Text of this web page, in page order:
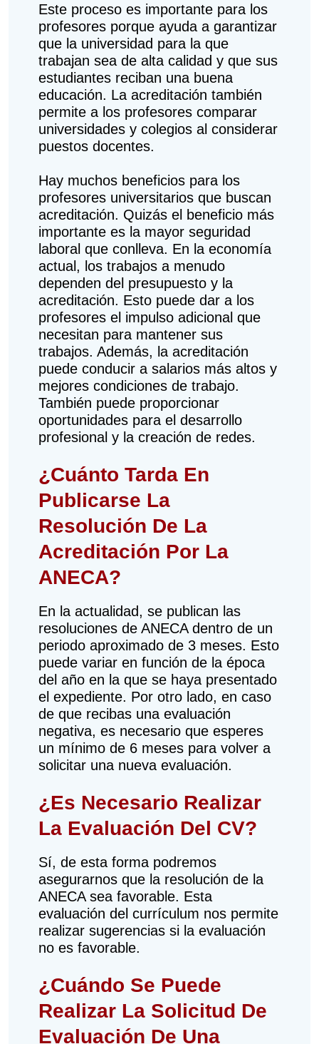
Este proceso es importante para los
profesores porque ayuda a garantizar
que la universidad para la que
trabajan sea de alta calidad y que sus
estudiantes reciban una buena
educación. La acreditación también
permite a los profesores comparar
universidades y colegios al considerar
puestos docentes.
Hay muchos beneficios para los
profesores universitarios que buscan
acreditación. Quizás el beneficio más
importante es la mayor seguridad
laboral que conlleva. En la economía
actual, los trabajos a menudo
dependen del presupuesto y la
acreditación. Esto puede dar a los
profesores el impulso adicional que
necesitan para mantener sus
trabajos. Además, la acreditación
puede conducir a salarios más altos y
mejores condiciones de trabajo.
También puede proporcionar
oportunidades para el desarrollo
profesional y la creación de redes.
¿Cuánto Tarda En
Publicarse La
Resolución De La
Acreditación Por La
ANECA?
En la actualidad, se publican las
resoluciones de ANECA dentro de un
periodo aproximado de 3 meses. Esto
puede variar en función de la época
del año en la que se haya presentado
el expediente. Por otro lado, en caso
de que recibas una evaluación
negativa, es necesario que esperes
un mínimo de 6 meses para volver a
solicitar una nueva evaluación.
¿Es Necesario Realizar
La Evaluación Del CV?
Sí, de esta forma podremos
asegurarnos que la resolución de la
ANECA sea favorable. Esta
evaluación del currículum nos permite
realizar sugerencias si la evaluación
no es favorable.
¿Cuándo Se Puede
Realizar La Solicitud De
Evaluación De Una